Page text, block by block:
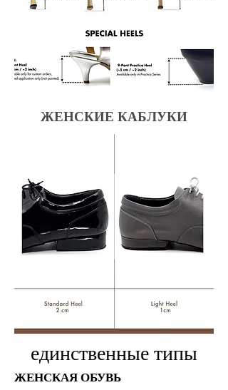
ЖЕНСКИЕ КАБЛУКИ
единственные типы
ЖЕНСКАЯ ОБУВЬ